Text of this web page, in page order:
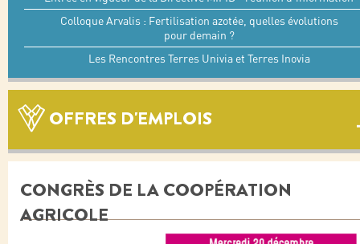
Colloque Arvalis : Fertilisation azotée, quelles évolutions
pour demain ?
Les Rencontres Terres Univia et Terres Inovia
OFFRES D'EMPLOIS
CONGRÈS DE LA COOPÉRATION
AGRICOLE